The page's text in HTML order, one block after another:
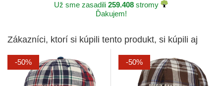
Už sme zasadili 259.408 stromy
Ďakujem!
Zákazníci, ktorí si kúpili tento produkt, si kúpili aj
-50% -50%